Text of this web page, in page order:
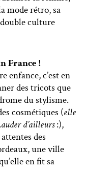
mode rétro, sa
culture
France !
enfance, c’est en
des tricots que
du stylisme.
cosmétiques (elle
d’ailleurs:),
des
une ville
en fit sa